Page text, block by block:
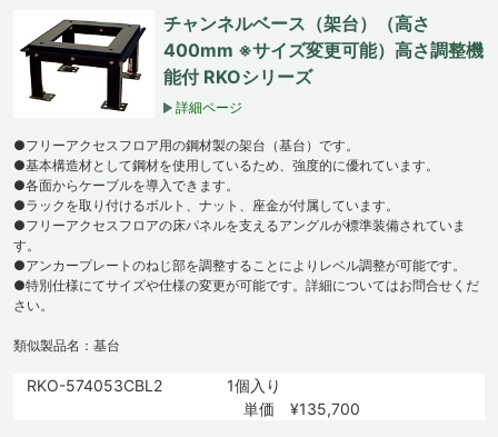
チャンネルベース（架台）（高さ
400mm ※サイズ変更可能）高さ調整機
能付 RKOシリーズ
詳細ページ
●フリーアクセスフロア用の鋼材製の架台（基台）です。
●基本構造材として鋼材を使用しているため、強度的に優れています。
●各面からケーブルを導入できます。
●ラックを取り付けるボルト、ナット、座金が付属しています。
●フリーアクセスフロアの床パネルを支えるアングルが標準装備されていま
す。
●アンカープレートのねじ部を調整することによりレベル調整が可能です。
●特別仕様にてサイズや仕様の変更が可能です。詳細についてはお問合せくだ
さい。
類似製品名：基台
RKO-574053CBL2
1個入り
単価 ¥135,700